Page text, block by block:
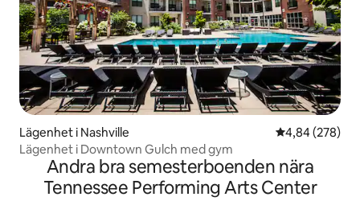
Lägenhet i Nashville 4,84 av 5 i
4,84 (278)
Lägenhet i Downtown Gulch med gym
Andra bra semesterboenden nära
Tennessee Performing Arts Center